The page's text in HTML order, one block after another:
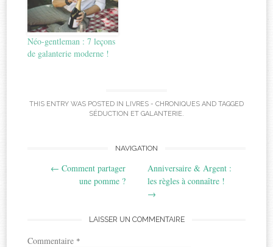
Néo-gentleman : 7 leçons
de galanterie moderne !
THIS ENTRY WAS POSTED IN LIVRES - CHRONIQUES AND TAGGED
SÉDUCTION ET GALANTERIE.
navigation
NAVIGATION
← Comment partager
une pomme ?
Anniversaire & Argent :
les règles à connaître !
→
LAISSER UN COMMENTAIRE
Commentaire *